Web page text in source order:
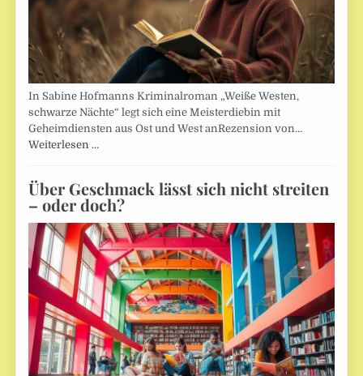
In Sabine Hofmanns Kriminalroman „Weiße Westen,
schwarze Nächte“ legt sich eine Meisterdiebin mit
Geheimdiensten aus Ost und West anRezension von…
Weiterlesen …
Über Geschmack lässt sich nicht streiten
– oder doch?